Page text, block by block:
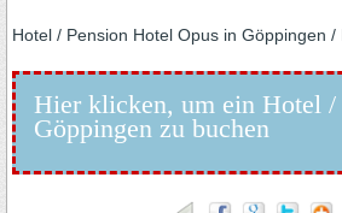
Hotel / Pension Hotel Opus in Göppingen
Hier klicken, um ein Hotel /
Göppingen zu buchen